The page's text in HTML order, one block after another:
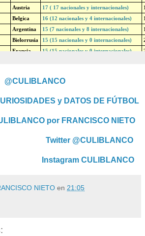
@CULIBLANCO
y DATOS DE FÚTBOL
por FRANCISCO NIETO
Twitter @CULIBLANCO
Instagram CULIBLANCO
NIETO en 21:05